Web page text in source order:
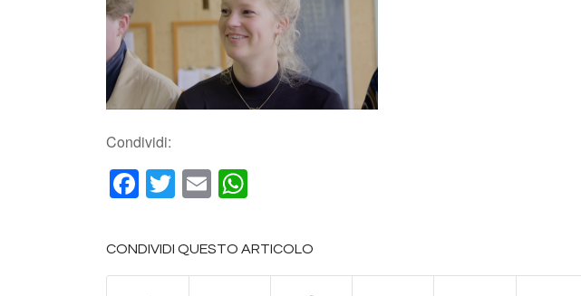
Condividi:
Facebook
Twitter
Email
CONDIVIDI QUESTO ARTICOLO